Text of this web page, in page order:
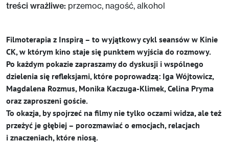
treści wrażliwe: przemoc, nagość, alkohol
Filmoterapia z Inspirą – to wyjątkowy cykl seansów w Kinie
CK, w którym kino staje się punktem wyjścia do rozmowy.
Po każdym pokazie zapraszamy do dyskusji i wspólnego
dzielenia się refleksjami, które poprowadzą: Iga Wójtowicz,
Magdalena Rozmus, Monika Kaczuga-Klimek, Celina Pryma
oraz zaproszeni goście.
To okazja, by spojrzeć na filmy nie tylko oczami widza, ale też
przeżyć je głębiej – porozmawiać o emocjach, relacjach
i znaczeniach, które niosą.